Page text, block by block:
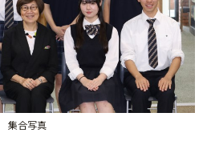
集合写真